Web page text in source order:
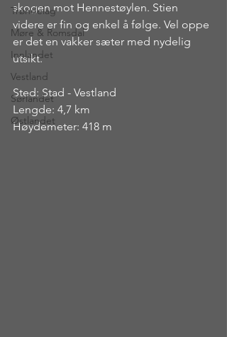
Trøndelag
Møre & Romsdal
Innlandet
Vestland
Sørlandet
Østlandet
skogen mot Hennestøylen. Stien
videre er fin og enkel å følge. Vel oppe
er det en vakker sæter med nydelig
utsikt.
Sted: Stad - Vestland
Lengde: 4,7 km
Høydemeter: 418 m